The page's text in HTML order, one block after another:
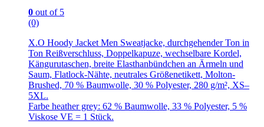
0 out of 5
(0)
X.O Hoody Jacket Men Sweatjacke, durchgehender Ton in
Ton Reißverschluss, Doppelkapuze, wechselbare Kordel,
Kängurutaschen, breite Elasthanbündchen an Ärmeln und
Saum, Flatlock-Nähte, neutrales Größenetikett, Molton-
Brushed, 70 % Baumwolle, 30 % Polyester, 280 g/m², XS–
5XL.
Farbe heather grey: 62 % Baumwolle, 33 % Polyester, 5 %
Viskose VE = 1 Stück.